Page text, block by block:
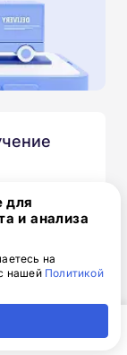
по
телефон.
все
для
и анализа
на
нашей Политикой